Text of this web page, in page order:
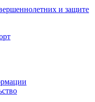
и защите